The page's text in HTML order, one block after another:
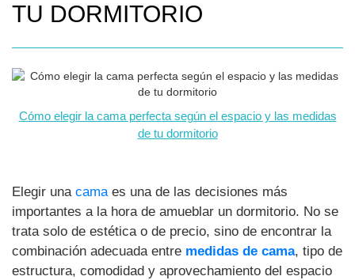
TU DORMITORIO
Cómo elegir la cama perfecta según el espacio y las medidas
de tu dormitorio
Elegir una camaes una de las decisiones más
importantes a la hora de amueblar un dormitorio. No se
trata solo de estética o de precio, sino de encontrar la
combinación adecuada entre medidas de cama, tipo de
estructura, comodidad y aprovechamiento del espacio